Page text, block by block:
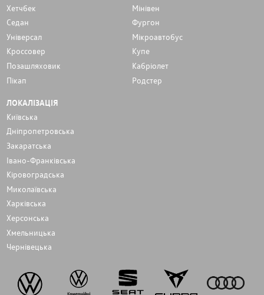
Хетчбек
Мінівен
Седан
Фургон
Унiверсал
Мікроавтобус
Кроссовер
Купе
Позашляховик
Кабріолет
Пікап
Родстер
ЛОКАЛІЗАЦІЯ
Київська
Дніпропетровська
Закаратська
Івано-Франківська
Кіровоградська
Миколаївська
Харківська
Херсонська
Хмельницька
Чернівецька